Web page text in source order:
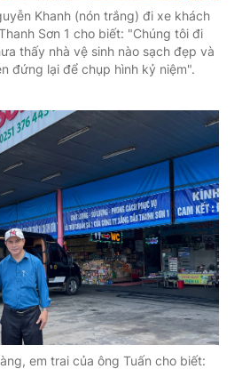
Khanh (nón trắng) đi xe khách
Sơn 1 cho biết: "Chúng tôi đi
thấy nhà vệ sinh nào sạch đẹp và
đứng lại để chụp hình kỷ niệm".
em trai của ông Tuấn cho biết: